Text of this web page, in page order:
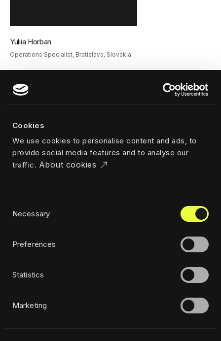
Cookies
We use cookies to personalise content and ads, to
provide social media features and to analyse our
traffic. About cookies
Selection
Necessary
Preferences
Statistics
Marketing
Yuliia Horban
Operations Specialist, Bratislava, Slovakia
yuliia.horban@civitta.com
+421 951 200 340
Partners:
Zásady ochrany osobných údajov
Udržateľnosť